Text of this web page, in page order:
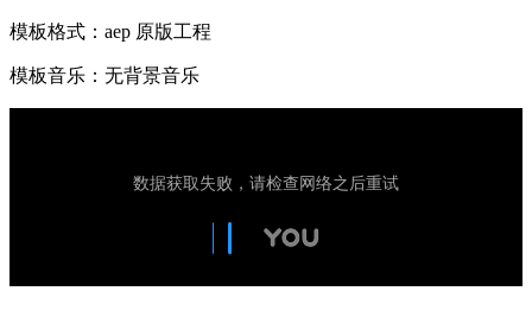
模板格式：aep 原版工程
模板音乐：无背景音乐